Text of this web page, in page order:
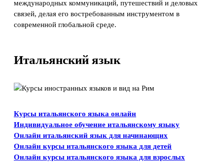
международных коммуникаций, путешествий и деловых
связей, делая его востребованным инструментом в
современной глобальной среде.
Итальянский язык
Курсы итальянского языка онлайн
Индивидуальное обучение итальянскому языку
Онлайн итальянский язык для начинающих
Онлайн курсы итальянского языка для детей
Онлайн курсы итальянского языка для взрослых